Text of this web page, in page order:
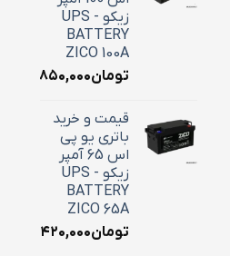
زیکو - UPS
BATTERY
ZICO 100A
تومان۳۶,۸۵۰,۰۰۰
قیمت و خرید
باتری یو پی
اس 65 آمپر
زیکو - UPS
BATTERY
ZICO 65A
تومان۲۴,۴۲۰,۰۰۰